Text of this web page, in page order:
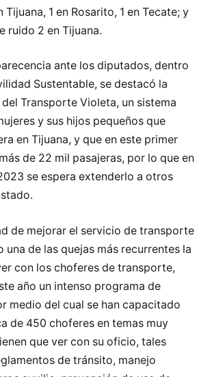
1 en Rosarito, 1 en Tecate; y
ruido 2 en Tijuana.
ante los diputados, dentro
Sustentable, se destacó la
Transporte Violeta, un sistema
y sus hijos pequeños que
en Tijuana, y que en este primer
de 22 mil pasajeras, por lo que en
se espera extenderlo a otros
de mejorar el servicio de transporte
una de las quejas más recurrentes la
con los choferes de transporte,
año un intenso programa de
medio del cual se han capacitado
de 450 choferes en temas muy
que ver con su oficio, tales
de tránsito, manejo